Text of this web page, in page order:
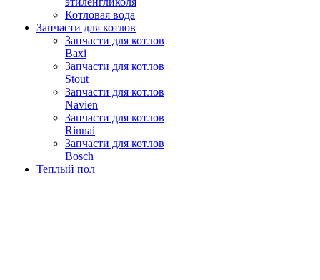
Котловая вода
Запчасти для котлов
Запчасти для котлов
Baxi
Запчасти для котлов
Stout
Запчасти для котлов
Navien
Запчасти для котлов
Rinnai
Запчасти для котлов
Bosch
Теплый пол